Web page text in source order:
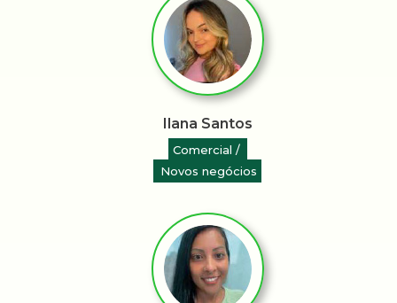
Ilana Santos
Comercial /
Novos negócios